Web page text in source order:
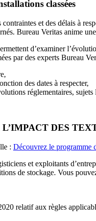
classées
et des délais à
Bureau Veritas anime
d’examiner
par des experts Bureau
des dates à respecter,
réglementaires,
DES
: Découvrez le programme
et exploitants
de stockage. Vous
relatif aux règles